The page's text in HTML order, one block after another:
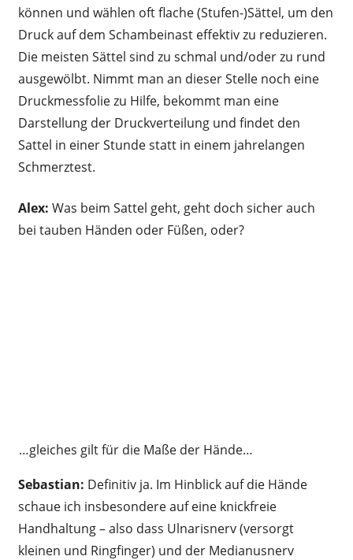
können und wählen oft flache (Stufen-)Sättel, um den
Druck auf dem Schambeinast effektiv zu reduzieren.
Die meisten Sättel sind zu schmal und/oder zu rund
ausgewölbt. Nimmt man an dieser Stelle noch eine
Druckmessfolie zu Hilfe, bekommt man eine
Darstellung der Druckverteilung und findet den
Sattel in einer Stunde statt in einem jahrelangen
Schmerztest.
Alex: Was beim Sattel geht, geht doch sicher auch
bei tauben Händen oder Füßen, oder?
…gleiches gilt für die Maße der Hände…
Sebastian: Definitiv ja. Im Hinblick auf die Hände
schaue ich insbesondere auf eine knickfreie
Handhaltung – also dass Ulnarisnerv (versorgt
kleinen und Ringfinger) und der Medianusnerv